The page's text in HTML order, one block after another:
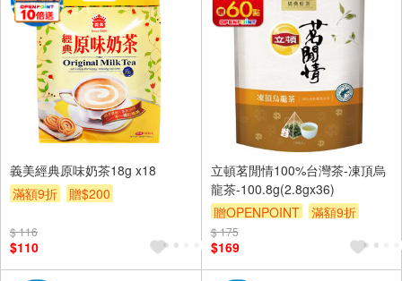
義美經典原味奶茶18g x18
滿額9折
贈$200
$ 116
$110
立頓茗閒情100%台灣茶-凍頂烏
龍茶-100.8g(2.8gx36)
贈OPENPOINT
滿額9折
贈$200
$ 175
$169